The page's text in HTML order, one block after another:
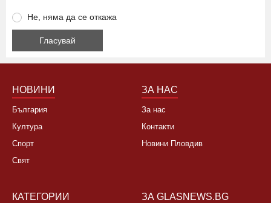
Не, няма да се откажа
НОВИНИ
България
Култура
Спорт
Свят
ЗА НАС
За нас
Контакти
Новини Пловдив
КАТЕГОРИИ ЗА GLASNEWS.BG